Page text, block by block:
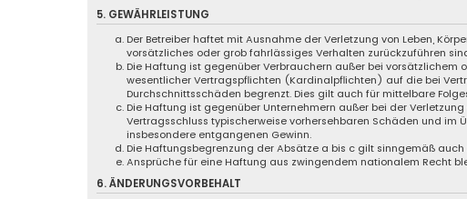
5. GEWÄHRLEISTUNG
Der Betreiber haftet mit Ausnahme der Verletzung von Leben,
vorsätzliches oder grob fahrlässiges Verhalten zurückzuführen
Die Haftung ist gegenüber Verbrauchern außer bei vorsätzlichem
wesentlicher Vertragspflichten (Kardinalpflichten) auf die bei
Durchschnittsschäden begrenzt. Dies gilt auch für mittelbare
Die Haftung ist gegenüber Unternehmern außer bei der
Vertragsschluss typischerweise vorhersehbaren Schäden und
insbesondere entgangenen Gewinn.
Die Haftungsbegrenzung der Absätze a bis c gilt sinngemäß
Ansprüche für eine Haftung aus zwingendem nationalem Recht
6. ÄNDERUNGSVORBEHALT